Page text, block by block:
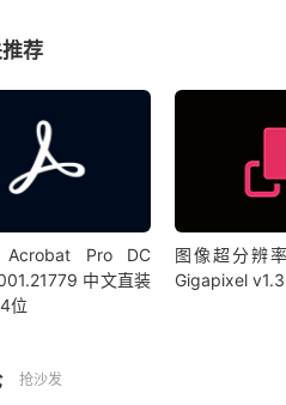
荐
Acrobat Pro DC
中文直装
位
图像超分辨
Gigapixel
抢沙发